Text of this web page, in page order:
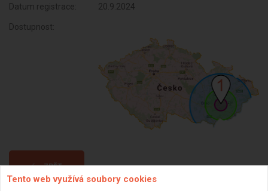
Datum registrace: 20.9.2024
Dostupnost:
ZPĚT
Tento web využívá soubory cookies